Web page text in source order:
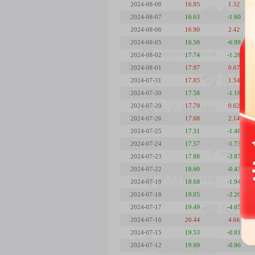
2024-08-08
16.85 1.32
2024-08-07
16.63 -1.60
2024-08-06
16.90 2.42
2024-08-05
16.50 -6.99
2024-08-02
17.74 -1.28
2024-08-01
17.97 0.67
2024-07-31
17.85 1.54
2024-07-30
17.58 -1.18
2024-07-29
17.79 0.62
2024-07-26
17.68 2.14
2024-07-25
17.31 -1.48
2024-07-24
17.57 -1.73
2024-07-23
17.88 -3.87
2024-07-22
18.60 -0.43
2024-07-19
18.68 -1.94
2024-07-18
19.05 -2.26
2024-07-17
19.49 -4.65
2024-07-16
20.44 4.66
2024-07-15
19.53 -0.81
2024-07-12
19.69 -0.86